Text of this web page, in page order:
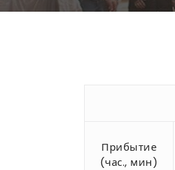
Прибытие
(час., мин)